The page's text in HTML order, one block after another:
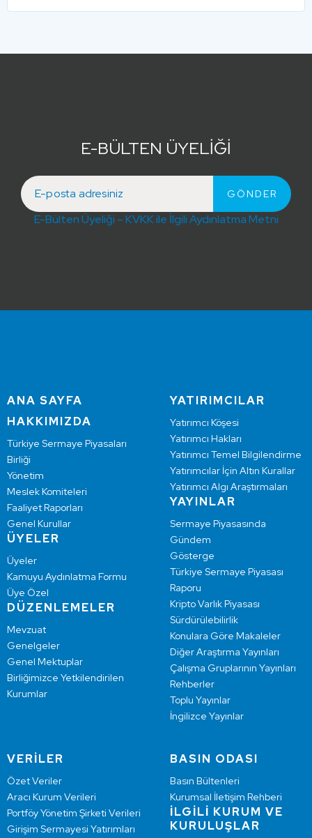
E-BÜLTEN ÜYELİĞİ
E-Bülten Üyeliği – KVKK ile İlgili Aydınlatma Metni
ANA SAYFA
HAKKIMIZDA
Türkiye Sermaye Piyasaları
Birliği
Yönetim
Meslek Komiteleri
Faaliyet Raporları
Genel Kurullar
ÜYELER
Üyeler
Kamuyu Aydınlatma Formu
Üye Özel
DÜZENLEMELER
Mevzuat
Genelgeler
Genel Mektuplar
Birliğimizce Yetkilendirilen
Kurumlar
YATIRIMCILAR
Yatırımcı Köşesi
Yatırımcı Hakları
Yatırımcı Temel Bilgilendirme
Yatırımcılar İçin Altın Kurallar
Yatırımcı Algı Araştırmaları
YAYINLAR
Sermaye Piyasasında
Gündem
Gösterge
Türkiye Sermaye Piyasası
Raporu
Kripto Varlık Piyasası
Sürdürülebilirlik
Konulara Göre Makaleler
Diğer Araştırma Yayınları
Çalışma Gruplarının Yayınları
Rehberler
Toplu Yayınlar
İngilizce Yayınlar
VERİLER
Özet Veriler
Aracı Kurum Verileri
Portföy Yönetim Şirketi Verileri
Girişim Sermayesi Yatırımları
BASIN ODASI
Basın Bültenleri
Kurumsal İletişim Rehberi
İLGİLİ KURUM VE
KURULUŞLAR